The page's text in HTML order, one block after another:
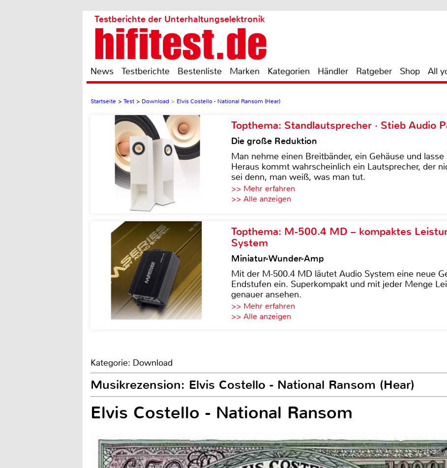
Testberichte der Unterhaltungselektronik
News Testberichte Bestenliste Marken Kategorien Händler Ratgeber Shop All
Startseite > Test > Download > Elvis Costello - National Ransom (Hear)
Topthema: Standlautsprecher · Stieb Audio
Die große Reduktion
Man nehme einen Breitbänder, ein Gehäuse und
Heraus kommt wahrscheinlich ein Lautsprecher, der
sei denn, man weiß, was man tut.
>> Mehr erfahren
>> Alle anzeigen
Topthema: M-500.4 MD – kompaktes
System
Miniatur-Wunder-Amp
Mit der M-500.4 MD läutet Audio System eine neue
Endstufen ein. Superkompakt und mit jeder Menge
genauer ansehen.
>> Mehr erfahren
>> Alle anzeigen
Kategorie: Download
Musikrezension: Elvis Costello - National Ransom (Hear)
Elvis Costello - National Ransom